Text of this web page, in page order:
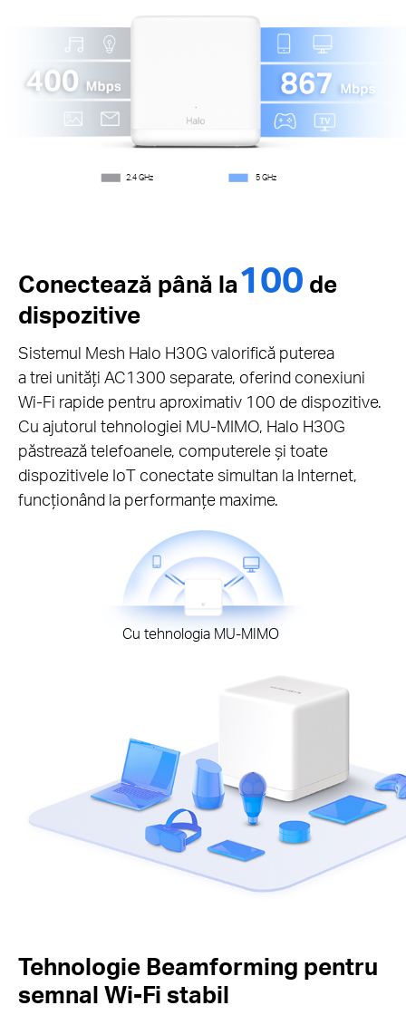
2.4 GHz 5 GHz
Conectează până la100 de
dispozitive
Sistemul Mesh Halo H30G valorifică puterea
a trei unități AC1300 separate, oferind conexiuni
Wi-Fi rapide pentru aproximativ 100 de dispozitive.
Cu ajutorul tehnologiei MU-MIMO, Halo H30G
păstrează telefoanele, computerele și toate
dispozitivele IoT conectate simultan la Internet,
funcționând la performanțe maxime.
Cu tehnologia MU-MIMO
Tehnologie Beamforming pentru
semnal Wi-Fi stabil